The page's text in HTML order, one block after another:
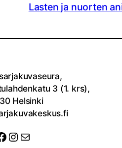
Lasten ja nuorten
3 (1. krs),
Helsinki
Instagram
Sähköposti